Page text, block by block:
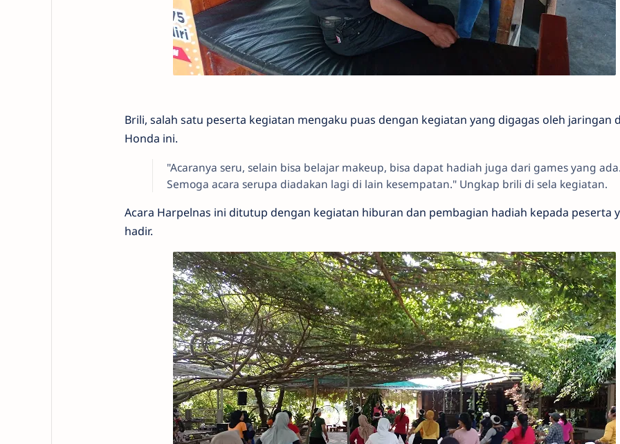
Brili, salah satu peserta kegiatan mengaku puas dengan kegiatan yang digagas oleh jaringan
Honda ini.
"Acaranya seru, selain bisa belajar makeup, bisa dapat hadiah juga dari games yang ada.
Semoga acara serupa diadakan lagi di lain kesempatan." Ungkap brili di sela kegiatan.
Acara Harpelnas ini ditutup dengan kegiatan hiburan dan pembagian hadiah kepada peserta
hadir.